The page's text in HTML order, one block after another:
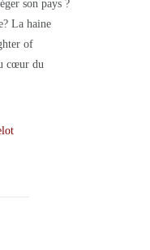
son pays ?
La haine
of
cœur du